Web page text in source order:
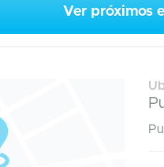
Ver próximos